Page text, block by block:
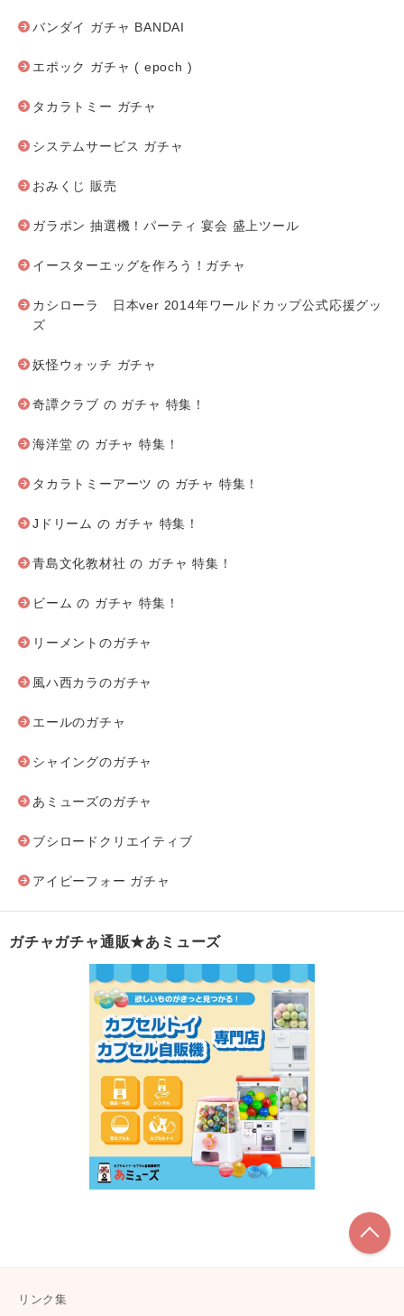
バンダイ ガチャ BANDAI
エポック ガチャ ( epoch )
タカラトミー ガチャ
システムサービス ガチャ
おみくじ 販売
ガラポン 抽選機！パーティ 宴会 盛上ツール
イースターエッグを作ろう！ガチャ
カシローラ 日本ver 2014年ワールドカップ公式応援グッ
ズ
妖怪ウォッチ ガチャ
奇譚クラブ の ガチャ 特集！
海洋堂 の ガチャ 特集！
タカラトミーアーツ の ガチャ 特集！
Jドリーム の ガチャ 特集！
青島文化教材社 の ガチャ 特集！
ビーム の ガチャ 特集！
リーメントのガチャ
風ハ西カラのガチャ
エールのガチャ
シャイングのガチャ
あミューズのガチャ
ブシロードクリエイティブ
アイピーフォー ガチャ
ガチャガチャ通販★あミューズ
リンク集